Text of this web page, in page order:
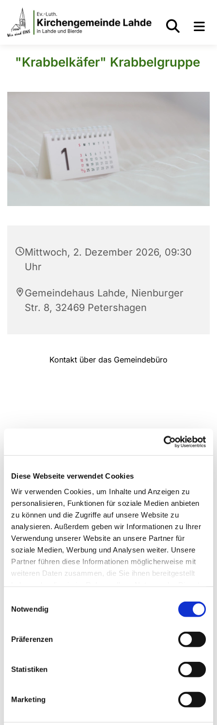
Diese Webseite verwendet Cookies
Wir verwenden Cookies, um Inhalte und Anzeigen zu
personalisieren, Funktionen für soziale Medien anbieten
zu können und die Zugriffe auf unsere Website zu
analysieren. Außerdem geben wir Informationen zu Ihrer
Verwendung unserer Website an unsere Partner für
soziale Medien, Werbung und Analysen weiter. Unsere
Partner führen diese Informationen möglicherweise mit
weiteren Daten zusammen, die Sie ihnen bereitgestellt
Notwendig
Präferenzen
Statistiken
Marketing
"Krabbelkäfer" Krabbelgruppe
Mittwoch, 2. Dezember 2026, 09:30
Uhr
Gemeindehaus Lahde, Nienburger
Str. 8, 32469 Petershagen
Kontakt über das Gemeindebüro